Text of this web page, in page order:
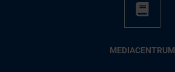
ME­DIA­CEN­TRUM